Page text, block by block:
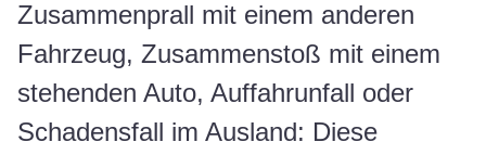
Zusammenprall mit einem anderen
Fahrzeug, Zusammenstoß mit einem
stehenden Auto, Auffahrunfall oder
Schadensfall im Ausland: Diese